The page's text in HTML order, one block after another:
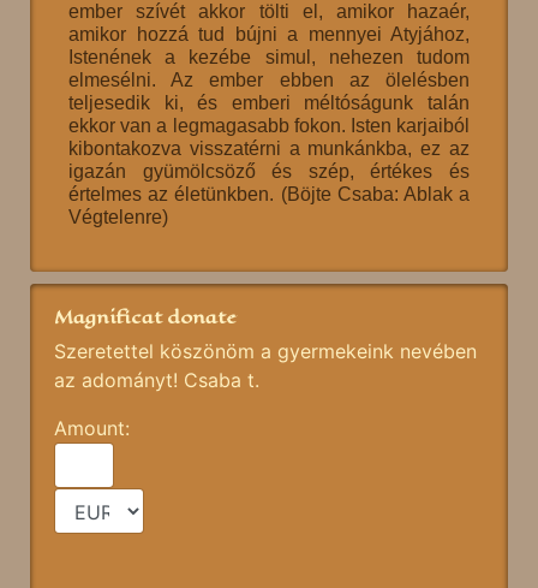
ember szívét akkor tölti el, amikor hazaér,
amikor hozzá tud bújni a mennyei Atyjához,
Istenének a kezébe simul, nehezen tudom
elmesélni. Az ember ebben az ölelésben
teljesedik ki, és emberi méltóságunk talán
ekkor van a legmagasabb fokon. Isten karjaiból
kibontakozva visszatérni a munkánkba, ez az
igazán gyümölcsöző és szép, értékes és
értelmes az életünkben. (Böjte Csaba: Ablak a
Végtelenre)
Magnificat donate
Szeretettel köszönöm a gyermekeink nevében
az adományt! Csaba t.
Amount: